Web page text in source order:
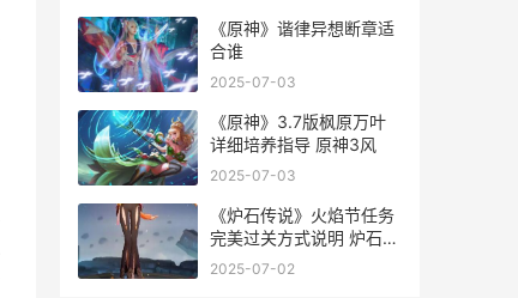
《原神》谐律异想断章适
合谁
2025-07-03
《原神》3.7版枫原万叶
详细培养指导 原神3风
2025-07-03
《炉石传说》火焰节任务
完美过关方式说明 炉石传
说火山喷发怎么按
2025-07-02